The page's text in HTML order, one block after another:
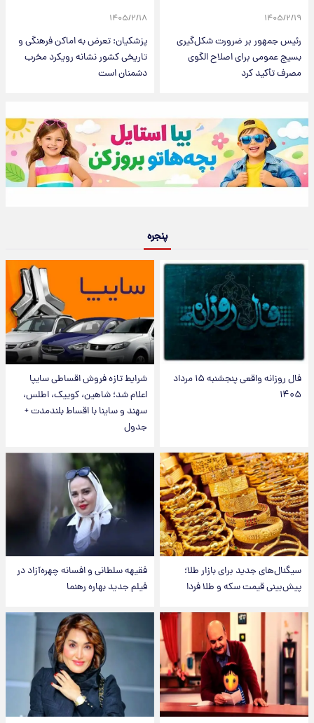
۱۴۰۵/۲/۱۹
رئیس جمهور بر ضرورت شکل‌گیری
بسیج عمومی برای اصلاح الگوی
مصرف تأکید کرد
۱۴۰۵/۲/۱۸
پزشکیان: تعرض به اماکن فرهنگی و
تاریخی کشور نشانه رویکرد مخرب
دشمنان است
پنجره
فال روزانه واقعی پنجشنبه ۱۵ مرداد
۱۴۰۵
شرایط تازه فروش اقساطی سایپا
اعلام شد؛ شاهین، کوییک، اطلس،
سهند و ساینا با اقساط بلندمدت +
جدول
سیگنال‌های جدید برای بازار طلا؛
پیش‌بینی قیمت سکه و طلا فردا
فقیهه سلطانی و افسانه چهره‌آزاد در
فیلم جدید بهاره رهنما